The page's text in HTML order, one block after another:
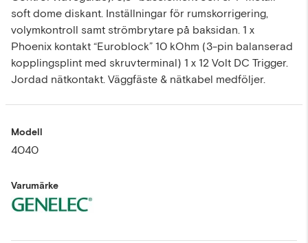
soft dome diskant. Inställningar för rumskorrigering,
volymkontroll samt strömbrytare på baksidan. 1 x
Phoenix kontakt “Euroblock” 10 kOhm (3-pin balanserad
kopplingsplint med skruvterminal) 1 x 12 Volt DC Trigger.
Jordad nätkontakt. Väggfäste & nätkabel medföljer.
Modell
4040
Varumärke